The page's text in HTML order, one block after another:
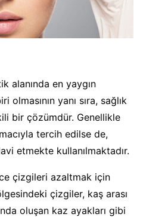
alanında en yaygın
olmasının yanı sıra, sağlık
bir çözümdür. Genellikle
tercih edilse de,
etmekte kullanılmaktadır.
çizgileri azaltmak için
çizgiler, kaş arası
oluşan kaz ayakları gibi